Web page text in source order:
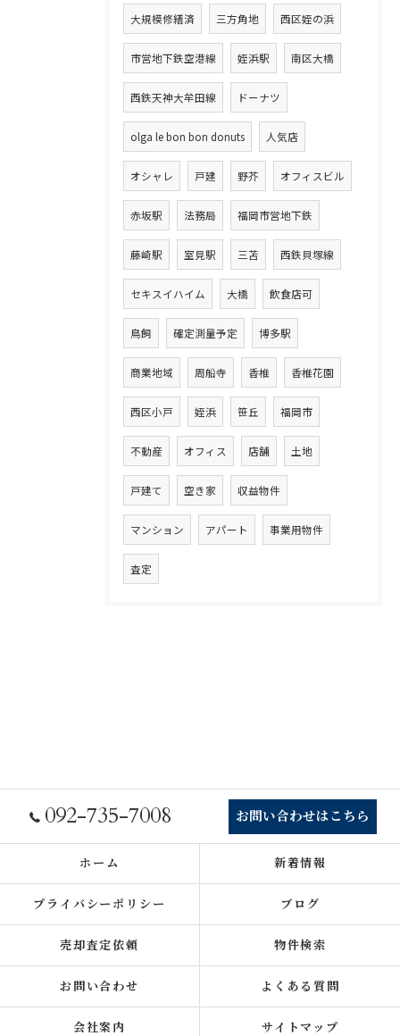
大規模修繕済 三方角地 西区姪の浜
市営地下鉄空港線 姪浜駅 南区大橋
西鉄天神大牟田線 ドーナツ
olga le bon bon donuts 人気店
オシャレ 戸建 野芥 オフィスビル
赤坂駅 法務局 福岡市営地下鉄
藤崎駅 室見駅 三苫 西鉄貝塚線
セキスイハイム 大橋 飲食店可
鳥飼 確定測量予定 博多駅
商業地域 周船寺 香椎 香椎花園
西区小戸 姪浜 笹丘 福岡市
不動産 オフィス 店舗 土地
戸建て 空き家 収益物件
マンション アパート 事業用物件
査定
092-735-7008 お問い合わせはこちら
ホーム 新着情報
プライバシーポリシー ブログ
売却査定依頼 物件検索
お問い合わせ よくある質問
会社案内 サイトマップ